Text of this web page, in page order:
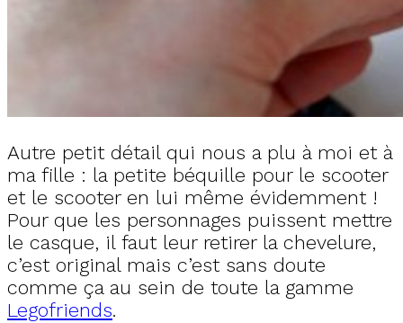
Autre petit détail qui nous a plu à moi et à
ma fille : la petite béquille pour le scooter
et le scooter en lui même évidemment !
Pour que les personnages puissent mettre
le casque, il faut leur retirer la chevelure,
c’est original mais c’est sans doute
comme ça au sein de toute la gamme
Legofriends.